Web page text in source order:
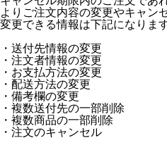
よりご注文内容の変更やキャン
変更できる情報は下記になります
・送付先情報の変更
・注文者情報の変更
・お支払方法の変更
・配送方法の変更
・備考欄の変更
・複数送付先の一部削除
・複数商品の一部削除
・注文のキャンセル